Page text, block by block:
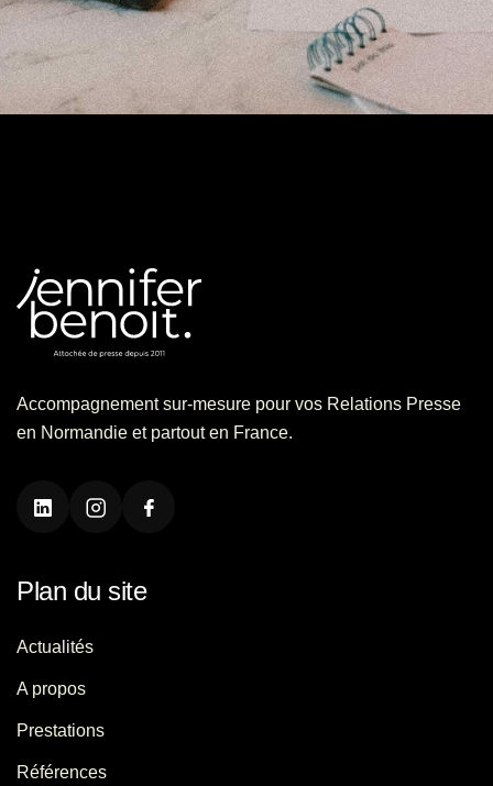
Accompagnement sur-mesure pour vos Relations Presse
en Normandie et partout en France.
Plan du site
Actualités
A propos
Prestations
Références